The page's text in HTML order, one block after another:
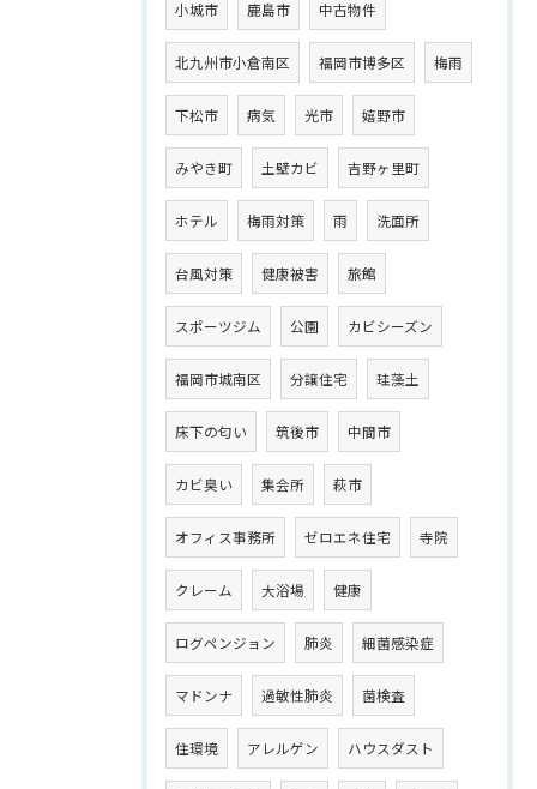
小城市 鹿島市 中古物件
北九州市小倉南区 福岡市博多区 梅雨
下松市 病気 光市 嬉野市
みやき町 土壁カビ 吉野ヶ里町
ホテル 梅雨対策 雨 洗面所
台風対策 健康被害 旅館
スポーツジム 公園 カビシーズン
福岡市城南区 分譲住宅 珪藻土
床下の匂い 筑後市 中間市
カビ臭い 集会所 萩市
オフィス事務所 ゼロエネ住宅 寺院
クレーム 大浴場 健康
ログペンジョン 肺炎 細菌感染症
マドンナ 過敏性肺炎 菌検査
住環境 アレルゲン ハウスダスト